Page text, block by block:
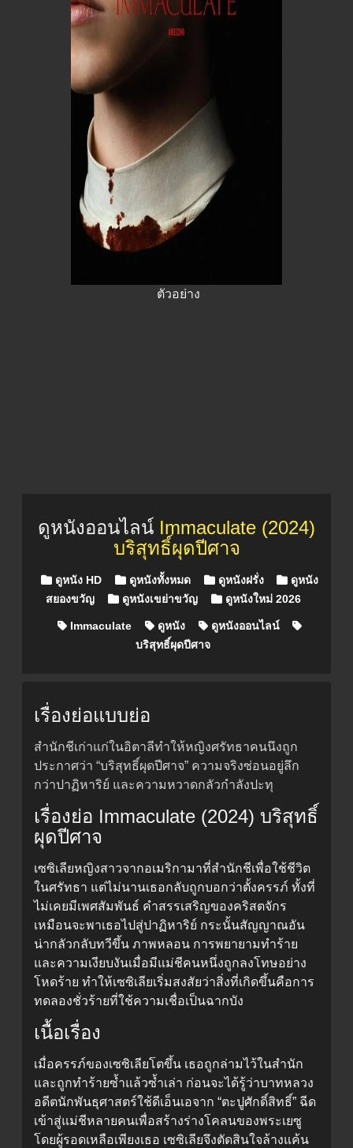
ตัวอย่าง
ดูหนังออนไลน์ Immaculate (2024)
บริสุทธิ์ผุดปีศาจ
Posted in
ดูหนัง HD ดูหนังทั้งหมด ดูหนังฝรั่ง
ดูหนัง
สยองขวัญ
ดูหนังเขย่าขวัญ ดูหนังใหม่ 2026
Immaculate ดูหนัง
ดูหนังออนไลน์
บริสุทธิ์ผุดปีศาจ
เรื่องย่อแบบย่อ
สำนักชีเก่าแก่ในอิตาลีทำให้หญิงศรัทธาคนนึงถูก
ประกาศว่า “บริสุทธิ์ผุดปีศาจ” ความจริงซ่อนอยู่ลึก
กว่าปาฏิหาริย์ และความหวาดกลัวกำลังปะทุ
เรื่องย่อ Immaculate (2024) บริสุทธิ์
ผุดปีศาจ
เซซิเลียหญิงสาวจากอเมริกามาที่สำนักชีเพื่อใช้ชีวิต
ในศรัทธา แต่ไม่นานเธอกลับถูกบอกว่าตั้งครรภ์ ทั้งที่
ไม่เคยมีเพศสัมพันธ์ คำสรรเสริญของคริสตจักร
เหมือนจะพาเธอไปสู่ปาฏิหาริย์ กระนั้นสัญญาณอัน
น่ากลัวกลับทวีขึ้น ภาพหลอน การพยายามทำร้าย
และความเงียบงันเมื่อมีแม่ชีคนหนึ่งถูกลงโทษอย่าง
โหดร้าย ทำให้เซซิเลียเริ่มสงสัยว่าสิ่งที่เกิดขึ้นคือการ
ทดลองชั่วร้ายที่ใช้ความเชื่อเป็นฉากบัง
เนื้อเรื่อง
เมื่อครรภ์ของเซซิเลียโตขึ้น เธอถูกล่ามไว้ในสำนัก
และถูกทำร้ายซ้ำแล้วซ้ำเล่า ก่อนจะได้รู้ว่าบาทหลวง
อดีตนักพันธุศาสตร์ใช้ดีเอ็นเอจาก “ตะปูศักดิ์สิทธิ์” ฉีด
เข้าสู่แม่ชีหลายคนเพื่อสร้างร่างโคลนของพระเยซู
โดยผู้รอดเหลือเพียงเธอ เซซิเลียจึงตัดสินใจล้างแค้น